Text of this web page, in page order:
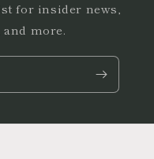
for insider news,
more.